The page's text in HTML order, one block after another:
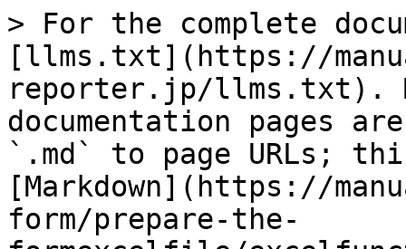
> For the complete
[llms.txt](https://
reporter.jp/llms.txt).
documentation pages
`.md` to page URLs;
[Markdown](https://
form/prepare-the-